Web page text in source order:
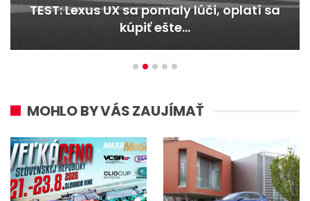
TEST: Lexus UX sa pomaly lúči, oplatí sa
kúpiť ešte…
MOHLO BY VÁS ZAUJÍMAŤ